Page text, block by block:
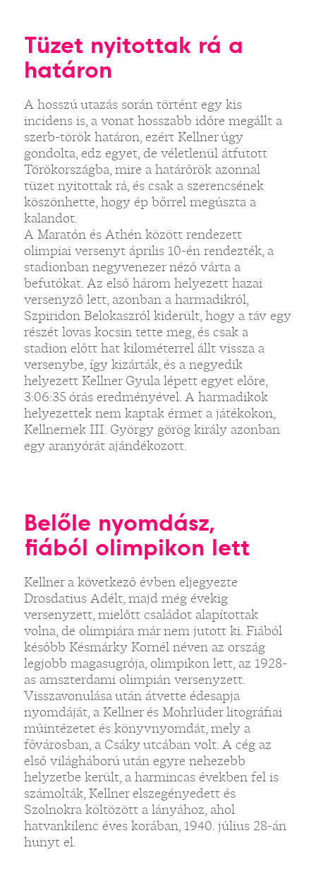
Tüzet nyitottak rá a
határon
A hosszú utazás során történt egy kis
incidens is, a vonat hosszabb időre megállt a
szerb-török határon, ezért Kellner úgy
gondolta, edz egyet, de véletlenül átfutott
Törökországba, mire a határőrök azonnal
tüzet nyitottak rá, és csak a szerencsének
köszönhette, hogy ép bőrrel megúszta a
kalandot.
A Maratón és Athén között rendezett
olimpiai versenyt április 10-én rendezték, a
stadionban negyvenezer néző várta a
befutókat. Az első három helyezett hazai
versenyző lett, azonban a harmadikról,
Szpiridon Belokaszról kiderült, hogy a táv egy
részét lovas kocsin tette meg, és csak a
stadion előtt hat kilométerrel állt vissza a
versenybe, így kizárták, és a negyedik
helyezett Kellner Gyula lépett egyet előre,
3:06:35 órás eredményével. A harmadikok
helyezettek nem kaptak érmet a játékokon,
Kellnernek III. György görög király azonban
egy aranyórát ajándékozott.
Belőle nyomdász,
fiából olimpikon lett
Kellner a következő évben eljegyezte
Drosdatius Adélt, majd még évekig
versenyzett, mielőtt családot alapítottak
volna, de olimpiára már nem jutott ki. Fiából
később Késmárky Kornél néven az ország
legjobb magasugrója, olimpikon lett, az 1928-
as amszterdami olimpián versenyzett.
Visszavonulása után átvette édesapja
nyomdáját, a Kellner és Mohrlüder litográfiai
műintézetet és könyvnyomdát, mely a
fővárosban, a Csáky utcában volt. A cég az
első világháború után egyre nehezebb
helyzetbe került, a harmincas években fel is
számolták, Kellner elszegényedett és
Szolnokra költözött a lányához, ahol
hatvankilenc éves korában, 1940. július 28-án
hunyt el.